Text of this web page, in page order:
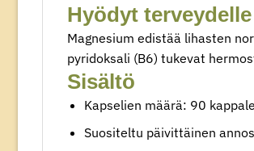
Hyödyt terveydelle
Magnesium edistää lihasten
pyridoksali (B6) tukevat
Sisältö
Kapselien määrä: 90
Suositeltu päivittäinen